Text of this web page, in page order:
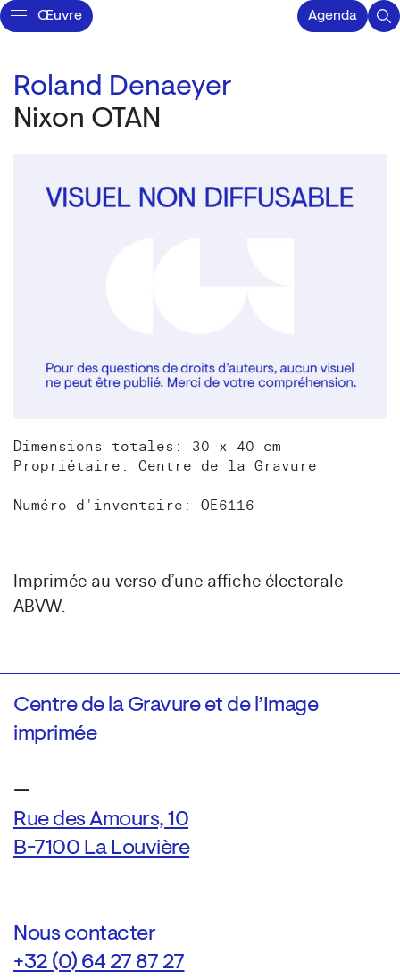
Œuvre Agenda
Roland Denaeyer
Nixon OTAN
Dimensions totales: 30 x 40 cm
Propriétaire: Centre de la Gravure
Numéro d'inventaire: OE6116
Imprimée au verso d’une affiche électorale
ABVW.
Centre de la Gravure et de l’Image
imprimée
—
Rue des Amours, 10
B-7100 La Louvière
Nous contacter
+32 (0) 64 27 87 27